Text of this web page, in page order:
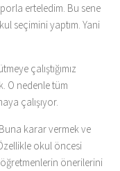
erteledim. Bu sene
seçimini yaptım. Yani
çalıştığımız
O nedenle tüm
çalışıyor.
karar vermek ve
okul öncesi
önerilerini